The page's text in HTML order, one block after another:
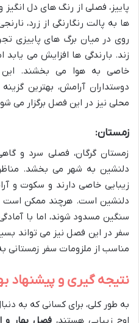
پاییز، فصلی از رنگ های دل
ها به پالت رنگارنگی از زرد،
روی در میان برگ های پاییزی
زند. بارندگی ها افزایش می
خاصی به هوا می بخشند.
دوستداران آرامش، بهترین
محلی نیز در این فصل برگزار می
زمستان:
زمستان گرگان، فصلی سرد و
دلنشین به شهر می بخشد.
زیبایی خاصی دارند و سکوت و
دلنشین است. هرچند ممکن است
سنگین مسدود شوند، اما با
سفر در این فصل نیز می تواند
مناسب از ملزومات سفر زمستانی
نتیجه گیری و پیشنهاد
به طور کلی، برای کسانی که به